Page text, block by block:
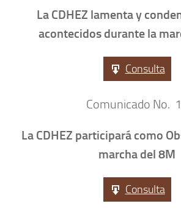
La CDHEZ lamenta y
acontecidos durante la
Consulta
Comunicado No.
La CDHEZ participará como
marcha del 8M
Consulta